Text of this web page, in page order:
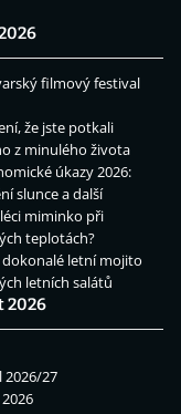
filmový festival
že jste potkali
z minulého života
úkazy 2026:
slunce a další
miminko při
teplotách?
dokonalé letní mojito
letních salátů
2026
2026/27